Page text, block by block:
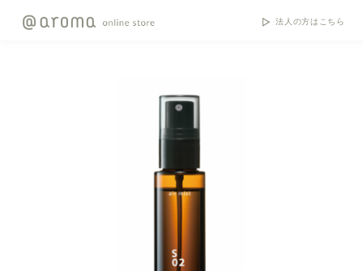
法人の方はこちら